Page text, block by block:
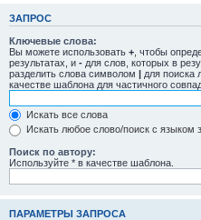
ЗАПРОС
Ключевые слова:
Вы можете использовать + , чтобы
результатах, и - для слов, которых в
разделить слова символом | для поиска
качестве шаблона для частичного
Искать все слова
Искать любое слово/поиск с языком
Поиск по автору:
Используйте * в качестве шаблона.
ПАРАМЕТРЫ ЗАПРОСА